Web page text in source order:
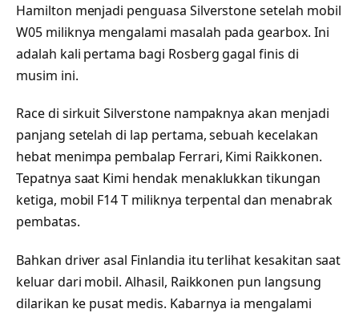
Hamilton menjadi penguasa Silverstone setelah mobil
W05 miliknya mengalami masalah pada gearbox. Ini
adalah kali pertama bagi Rosberg gagal finis di
musim ini.
Race di sirkuit Silverstone nampaknya akan menjadi
panjang setelah di lap pertama, sebuah kecelakan
hebat menimpa pembalap Ferrari, Kimi Raikkonen.
Tepatnya saat Kimi hendak menaklukkan tikungan
ketiga, mobil F14 T miliknya terpental dan menabrak
pembatas.
Bahkan driver asal Finlandia itu terlihat kesakitan saat
keluar dari mobil. Alhasil, Raikkonen pun langsung
dilarikan ke pusat medis. Kabarnya ia mengalami